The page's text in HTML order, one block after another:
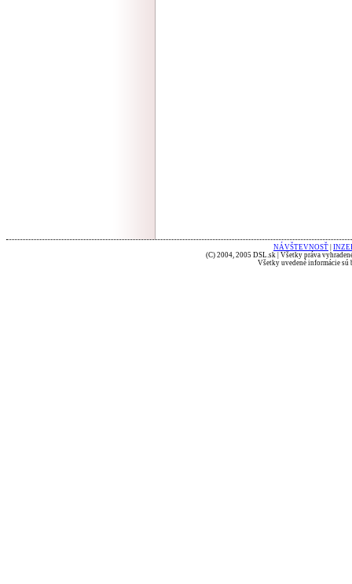
NÁVŠTEVNOSŤ
(C) 2004, 2005 DSL.sk | Všetky práva
Všetky uvedené informácie sú